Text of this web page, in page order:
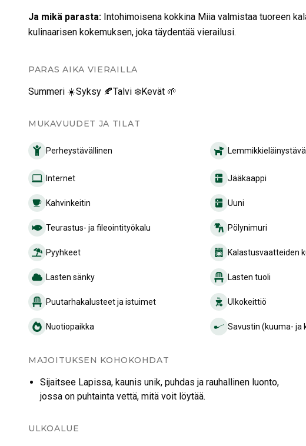
Ja mikä parasta: Intohimoisena kokkina Miia valmistaa tuoreen
kulinaarisen kokemuksen, joka täydentää vierailusi.
PARAS AIKA VIERAILLA
Summeri ☀️Syksy 🍂Talvi ❄️Kevät 🌱
MUKAVUUDET JA TILAT
Perheystävällinen
Internet Jääkaappi
Kahvinkeitin Uuni
Teurastus- ja fileointityökalu Pölynimuri
Pyyhkeet Kalastusvaatteiden
Lasten sänky Lasten tuoli
Puutarhakalusteet ja istuimet Ulkokeittiö
Nuotiopaikka Savustin (kuuma- ja
MAJOITUKSEN KOHOKOHDAT
Sijaitsee Lapissa, kaunis unik, puhdas ja rauhallinen luonto,
jossa on puhtainta vettä, mitä voit löytää.
ULKOALUE